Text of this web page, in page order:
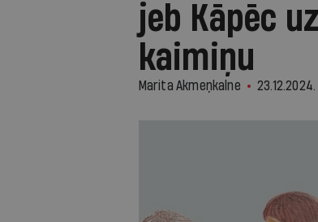
jeb Kāpēc
kaimiņu
Marita Akmeņkalne 23.12.2024.